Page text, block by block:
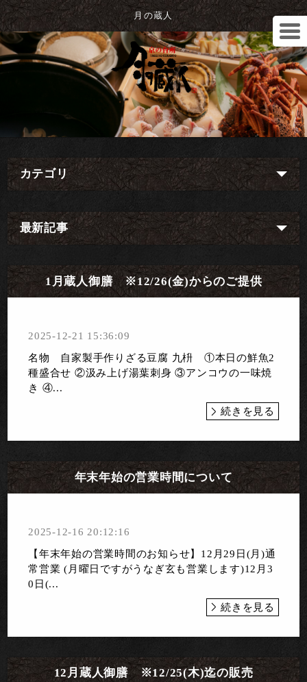
月の蔵人
カテゴリ
最新記事
1月蔵人御膳 ※12/26(金)からのご提供
2025-12-21 15:36:09
名物 自家製手作りざる豆腐 九枡 ①本日の鮮魚2
種盛合せ ②汲み上げ湯葉刺身 ③アンコウの一味焼
き ④...
続きを見る
年末年始の営業時間について
2025-12-16 20:12:16
【年末年始の営業時間のお知らせ】12月29日(月)通
常営業 (月曜日ですがうなぎ玄も営業します)12月3
0日(...
続きを見る
12月蔵人御膳 ※12/25(木)迄の販売